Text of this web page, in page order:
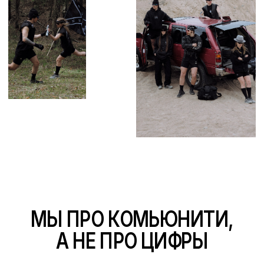
МЫ ЧАСТО ПРОВОДИМ РАЗЛИЧНЫЕ МЕРОПРИЯТИЯ, ЧТОБЫ РЕБЯТА
МОГЛИ ОБЩАТЬСЯ ДРУГ С ДРУГОМ, ЗНАКОМИТЬСЯ, ПРОВОДИТЬ
ВРЕМЯ ВМЕСТЕ И ДЕЛАТЬ ТО, ЧТО ЛЮБЯТ — БЕГАТЬ.
АНОНСЫ, КАК ВИД